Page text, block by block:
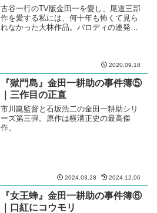
古谷一行のTV版金田一を愛し、尾道三部
作を愛する私には、何十年も怖くて見ら
れなかった大林作品。パロディの連発に
2020.09.18
『獄門島』金田一耕助の事件簿⑤
｜三作目の正直
市川崑監督と石坂浩二の金田一耕助シリ
ーズ第三弾。原作は横溝正史の最高傑
作。
2024.03.28 2024.12.06
『女王蜂』金田一耕助の事件簿⑥
｜口紅にコウモリ